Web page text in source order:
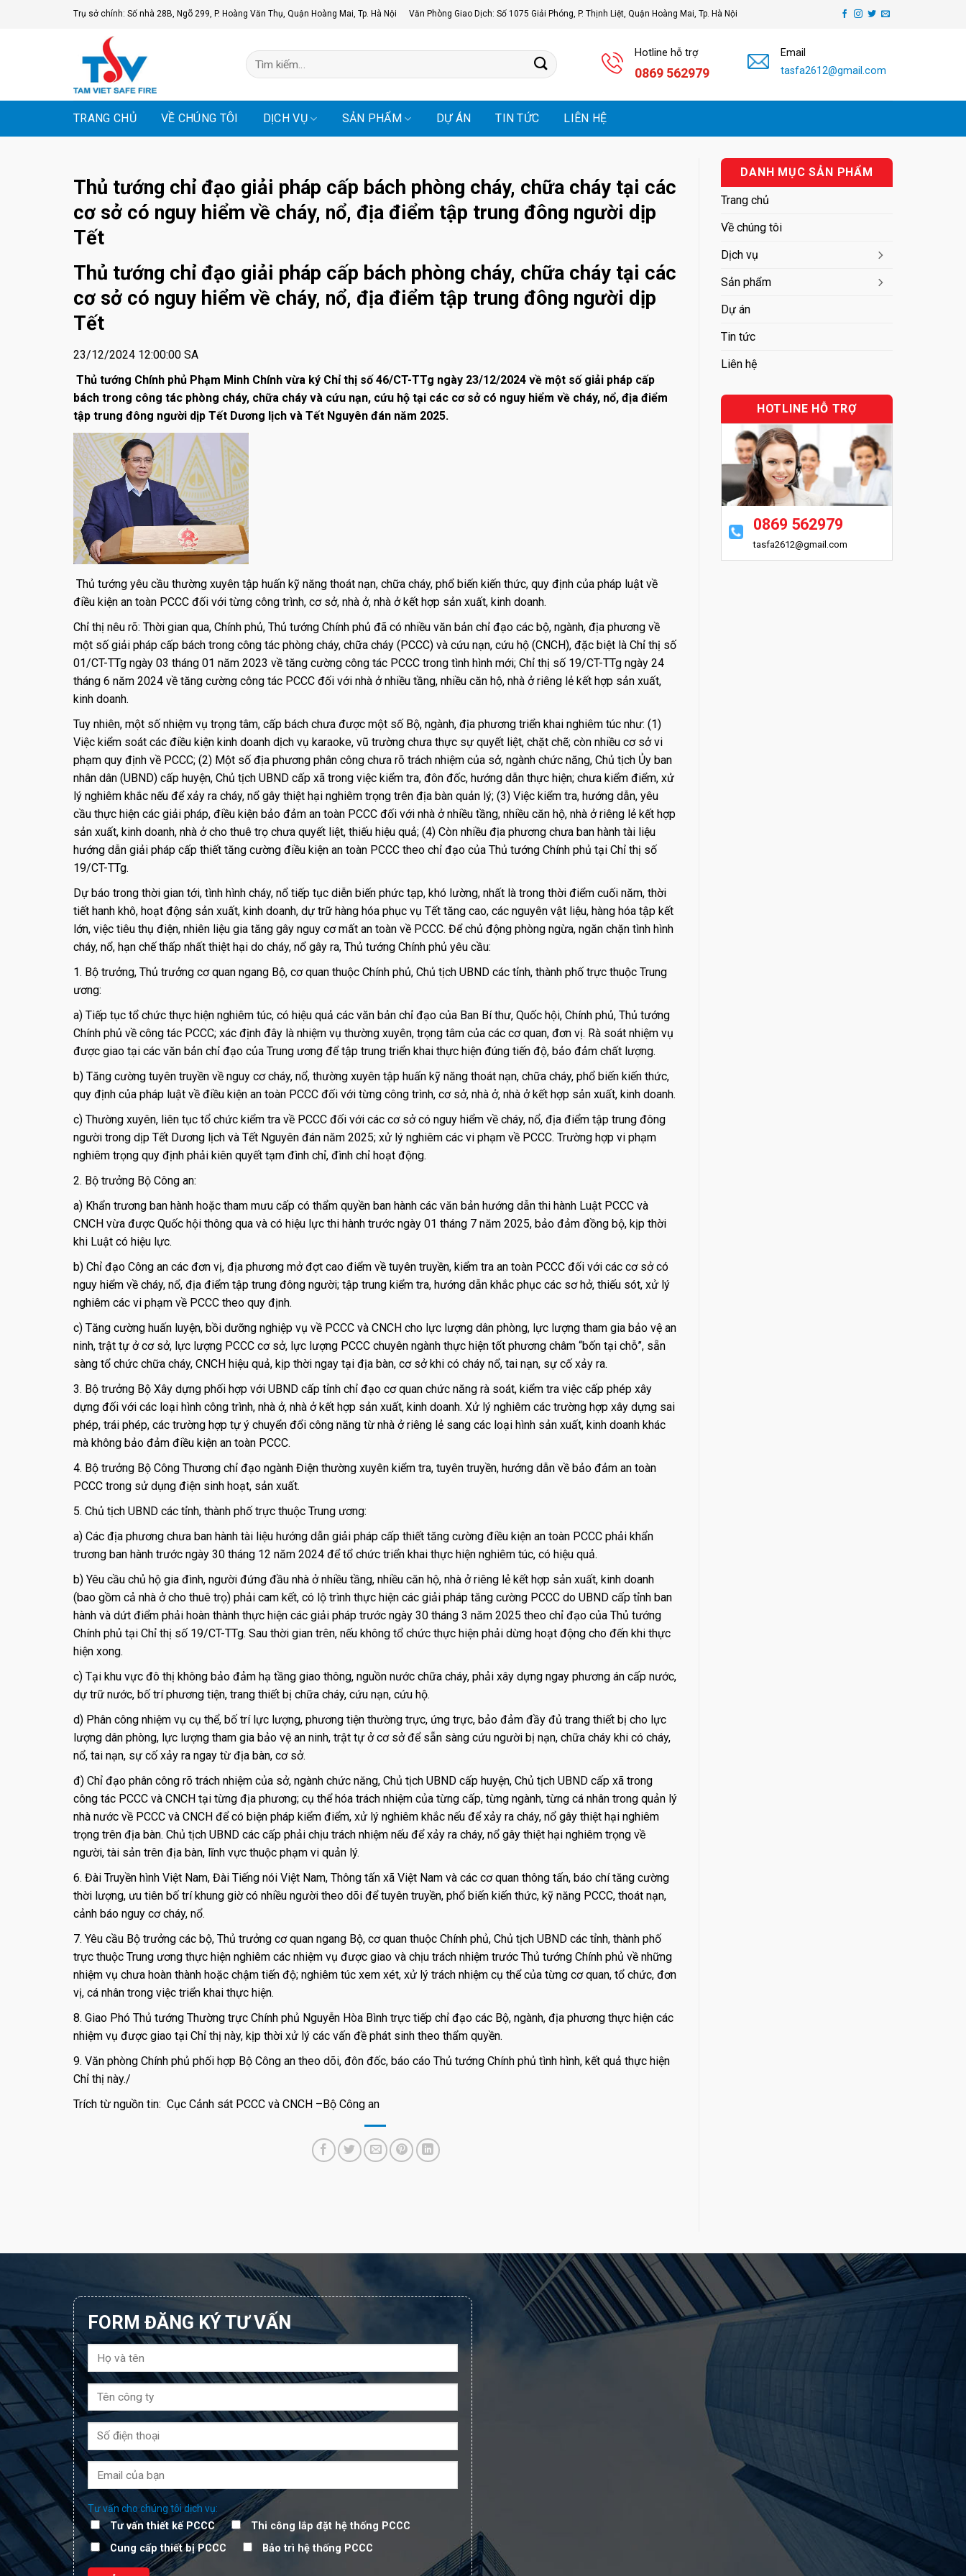
Trụ sở chính: Số nhà 28B, Ngõ 299, P. Hoàng Văn Thụ, Quận Hoàng Mai, Tp. Hà Nội Văn Phòng Giao Dịch: Số 1075 Giải Phóng, P. Thịnh Liệt, Quận Hoàng Mai, Tp. Hà Nội
Tìm
kiếm:
Hotline hỗ trợ
0869 562979
Email
tasfa2612@gmail.com
TRANG CHỦ VỀ CHÚNG TÔI DỊCH VỤ SẢN PHẨM DỰ ÁN TIN TỨC LIÊN HỆ
Thủ tướng chỉ đạo giải pháp cấp bách phòng cháy, chữa cháy tại các
cơ sở có nguy hiểm về cháy, nổ, địa điểm tập trung đông người dịp
Tết
Thủ tướng chỉ đạo giải pháp cấp bách phòng cháy, chữa cháy tại các
cơ sở có nguy hiểm về cháy, nổ, địa điểm tập trung đông người dịp
Tết
23/12/2024 12:00:00 SA
Thủ tướng Chính phủ Phạm Minh Chính vừa ký Chỉ thị số 46/CT-TTg ngày 23/12/2024 về một số giải pháp cấp
bách trong công tác phòng cháy, chữa cháy và cứu nạn, cứu hộ tại các cơ sở có nguy hiểm về cháy, nổ, địa điểm
tập trung đông người dịp Tết Dương lịch và Tết Nguyên đán năm 2025.
Thủ tướng yêu cầu thường xuyên tập huấn kỹ năng thoát nạn, chữa cháy, phổ biến kiến thức, quy định của pháp luật về
điều kiện an toàn PCCC đối với từng công trình, cơ sở, nhà ở, nhà ở kết hợp sản xuất, kinh doanh.
Chỉ thị nêu rõ: Thời gian qua, Chính phủ, Thủ tướng Chính phủ đã có nhiều văn bản chỉ đạo các bộ, ngành, địa phương về
một số giải pháp cấp bách trong công tác phòng cháy, chữa cháy (PCCC) và cứu nạn, cứu hộ (CNCH), đặc biệt là Chỉ thị số
01/CT-TTg ngày 03 tháng 01 năm 2023 về tăng cường công tác PCCC trong tình hình mới; Chỉ thị số 19/CT-TTg ngày 24
tháng 6 năm 2024 về tăng cường công tác PCCC đối với nhà ở nhiều tầng, nhiều căn hộ, nhà ở riêng lẻ kết hợp sản xuất,
kinh doanh.
Tuy nhiên, một số nhiệm vụ trọng tâm, cấp bách chưa được một số Bộ, ngành, địa phương triển khai nghiêm túc như: (1)
Việc kiểm soát các điều kiện kinh doanh dịch vụ karaoke, vũ trường chưa thực sự quyết liệt, chặt chẽ; còn nhiều cơ sở vi
phạm quy định về PCCC; (2) Một số địa phương phân công chưa rõ trách nhiệm của sở, ngành chức năng, Chủ tịch Ủy ban
nhân dân (UBND) cấp huyện, Chủ tịch UBND cấp xã trong việc kiểm tra, đôn đốc, hướng dẫn thực hiện; chưa kiểm điểm, xử
lý nghiêm khắc nếu để xảy ra cháy, nổ gây thiệt hại nghiêm trọng trên địa bàn quản lý; (3) Việc kiểm tra, hướng dẫn, yêu
cầu thực hiện các giải pháp, điều kiện bảo đảm an toàn PCCC đối với nhà ở nhiều tầng, nhiều căn hộ, nhà ở riêng lẻ kết hợp
sản xuất, kinh doanh, nhà ở cho thuê trọ chưa quyết liệt, thiếu hiệu quả; (4) Còn nhiều địa phương chưa ban hành tài liệu
hướng dẫn giải pháp cấp thiết tăng cường điều kiện an toàn PCCC theo chỉ đạo của Thủ tướng Chính phủ tại Chỉ thị số
19/CT-TTg.
Dự báo trong thời gian tới, tình hình cháy, nổ tiếp tục diễn biến phức tạp, khó lường, nhất là trong thời điểm cuối năm, thời
tiết hanh khô, hoạt động sản xuất, kinh doanh, dự trữ hàng hóa phục vụ Tết tăng cao, các nguyên vật liệu, hàng hóa tập kết
lớn, việc tiêu thụ điện, nhiên liệu gia tăng gây nguy cơ mất an toàn về PCCC. Để chủ động phòng ngừa, ngăn chặn tình hình
cháy, nổ, hạn chế thấp nhất thiệt hại do cháy, nổ gây ra, Thủ tướng Chính phủ yêu cầu:
1. Bộ trưởng, Thủ trưởng cơ quan ngang Bộ, cơ quan thuộc Chính phủ, Chủ tịch UBND các tỉnh, thành phố trực thuộc Trung
ương:
a) Tiếp tục tổ chức thực hiện nghiêm túc, có hiệu quả các văn bản chỉ đạo của Ban Bí thư, Quốc hội, Chính phủ, Thủ tướng
Chính phủ về công tác PCCC; xác định đây là nhiệm vụ thường xuyên, trọng tâm của các cơ quan, đơn vị. Rà soát nhiệm vụ
được giao tại các văn bản chỉ đạo của Trung ương để tập trung triển khai thực hiện đúng tiến độ, bảo đảm chất lượng.
b) Tăng cường tuyên truyền về nguy cơ cháy, nổ, thường xuyên tập huấn kỹ năng thoát nạn, chữa cháy, phổ biến kiến thức,
quy định của pháp luật về điều kiện an toàn PCCC đối với từng công trình, cơ sở, nhà ở, nhà ở kết hợp sản xuất, kinh doanh.
c) Thường xuyên, liên tục tổ chức kiểm tra về PCCC đối với các cơ sở có nguy hiểm về cháy, nổ, địa điểm tập trung đông
người trong dịp Tết Dương lịch và Tết Nguyên đán năm 2025; xử lý nghiêm các vi phạm về PCCC. Trường hợp vi phạm
nghiêm trọng quy định phải kiên quyết tạm đình chỉ, đình chỉ hoạt động.
2. Bộ trưởng Bộ Công an:
a) Khẩn trương ban hành hoặc tham mưu cấp có thẩm quyền ban hành các văn bản hướng dẫn thi hành Luật PCCC và
CNCH vừa được Quốc hội thông qua và có hiệu lực thi hành trước ngày 01 tháng 7 năm 2025, bảo đảm đồng bộ, kịp thời
khi Luật có hiệu lực.
b) Chỉ đạo Công an các đơn vị, địa phương mở đợt cao điểm về tuyên truyền, kiểm tra an toàn PCCC đối với các cơ sở có
nguy hiểm về cháy, nổ, địa điểm tập trung đông người; tập trung kiểm tra, hướng dẫn khắc phục các sơ hở, thiếu sót, xử lý
nghiêm các vi phạm về PCCC theo quy định.
c) Tăng cường huấn luyện, bồi dưỡng nghiệp vụ về PCCC và CNCH cho lực lượng dân phòng, lực lượng tham gia bảo vệ an
ninh, trật tự ở cơ sở, lực lượng PCCC cơ sở, lực lượng PCCC chuyên ngành thực hiện tốt phương châm “bốn tại chỗ”, sẵn
sàng tổ chức chữa cháy, CNCH hiệu quả, kịp thời ngay tại địa bàn, cơ sở khi có cháy nổ, tai nạn, sự cố xảy ra.
3. Bộ trưởng Bộ Xây dựng phối hợp với UBND cấp tỉnh chỉ đạo cơ quan chức năng rà soát, kiểm tra việc cấp phép xây
dựng đối với các loại hình công trình, nhà ở, nhà ở kết hợp sản xuất, kinh doanh. Xử lý nghiêm các trường hợp xây dựng sai
phép, trái phép, các trường hợp tự ý chuyển đổi công năng từ nhà ở riêng lẻ sang các loại hình sản xuất, kinh doanh khác
mà không bảo đảm điều kiện an toàn PCCC.
4. Bộ trưởng Bộ Công Thương chỉ đạo ngành Điện thường xuyên kiểm tra, tuyên truyền, hướng dẫn về bảo đảm an toàn
PCCC trong sử dụng điện sinh hoạt, sản xuất.
5. Chủ tịch UBND các tỉnh, thành phố trực thuộc Trung ương:
a) Các địa phương chưa ban hành tài liệu hướng dẫn giải pháp cấp thiết tăng cường điều kiện an toàn PCCC phải khẩn
trương ban hành trước ngày 30 tháng 12 năm 2024 để tổ chức triển khai thực hiện nghiêm túc, có hiệu quả.
b) Yêu cầu chủ hộ gia đình, người đứng đầu nhà ở nhiều tầng, nhiều căn hộ, nhà ở riêng lẻ kết hợp sản xuất, kinh doanh
(bao gồm cả nhà ở cho thuê trọ) phải cam kết, có lộ trình thực hiện các giải pháp tăng cường PCCC do UBND cấp tỉnh ban
hành và dứt điểm phải hoàn thành thực hiện các giải pháp trước ngày 30 tháng 3 năm 2025 theo chỉ đạo của Thủ tướng
Chính phủ tại Chỉ thị số 19/CT-TTg. Sau thời gian trên, nếu không tổ chức thực hiện phải dừng hoạt động cho đến khi thực
hiện xong.
c) Tại khu vực đô thị không bảo đảm hạ tầng giao thông, nguồn nước chữa cháy, phải xây dựng ngay phương án cấp nước,
dự trữ nước, bố trí phương tiện, trang thiết bị chữa cháy, cứu nạn, cứu hộ.
d) Phân công nhiệm vụ cụ thể, bố trí lực lượng, phương tiện thường trực, ứng trực, bảo đảm đầy đủ trang thiết bị cho lực
lượng dân phòng, lực lượng tham gia bảo vệ an ninh, trật tự ở cơ sở để sẵn sàng cứu người bị nạn, chữa cháy khi có cháy,
nổ, tai nạn, sự cố xảy ra ngay từ địa bàn, cơ sở.
đ) Chỉ đạo phân công rõ trách nhiệm của sở, ngành chức năng, Chủ tịch UBND cấp huyện, Chủ tịch UBND cấp xã trong
công tác PCCC và CNCH tại từng địa phương; cụ thể hóa trách nhiệm của từng cấp, từng ngành, từng cá nhân trong quản lý
nhà nước về PCCC và CNCH để có biện pháp kiểm điểm, xử lý nghiêm khắc nếu để xảy ra cháy, nổ gây thiệt hại nghiêm
trọng trên địa bàn. Chủ tịch UBND các cấp phải chịu trách nhiệm nếu để xảy ra cháy, nổ gây thiệt hại nghiêm trọng về
người, tài sản trên địa bàn, lĩnh vực thuộc phạm vi quản lý.
6. Đài Truyền hình Việt Nam, Đài Tiếng nói Việt Nam, Thông tấn xã Việt Nam và các cơ quan thông tấn, báo chí tăng cường
thời lượng, ưu tiên bố trí khung giờ có nhiều người theo dõi để tuyên truyền, phổ biến kiến thức, kỹ năng PCCC, thoát nạn,
cảnh báo nguy cơ cháy, nổ.
7. Yêu cầu Bộ trưởng các bộ, Thủ trưởng cơ quan ngang Bộ, cơ quan thuộc Chính phủ, Chủ tịch UBND các tỉnh, thành phố
trực thuộc Trung ương thực hiện nghiêm các nhiệm vụ được giao và chịu trách nhiệm trước Thủ tướng Chính phủ về những
nhiệm vụ chưa hoàn thành hoặc chậm tiến độ; nghiêm túc xem xét, xử lý trách nhiệm cụ thể của từng cơ quan, tổ chức, đơn
vị, cá nhân trong việc triển khai thực hiện.
8. Giao Phó Thủ tướng Thường trực Chính phủ Nguyễn Hòa Bình trực tiếp chỉ đạo các Bộ, ngành, địa phương thực hiện các
nhiệm vụ được giao tại Chỉ thị này, kịp thời xử lý các vấn đề phát sinh theo thẩm quyền.
9. Văn phòng Chính phủ phối hợp Bộ Công an theo dõi, đôn đốc, báo cáo Thủ tướng Chính phủ tình hình, kết quả thực hiện
Chỉ thị này./
Trích từ nguồn tin: Cục Cảnh sát PCCC và CNCH –Bộ Công an
DANH MỤC SẢN PHẨM
Trang chủ
Về chúng tôi
Dịch vụ
Sản phẩm
Dự án
Tin tức
Liên hệ
HOTLINE HỖ TRỢ
0869 562979
tasfa2612@gmail.com
FORM ĐĂNG KÝ TƯ VẤN
Tư vấn cho chúng tôi dịch vụ:
Tư vấn thiết kế PCCC
Thi công lắp đặt hệ thống PCCC
Cung cấp thiết bị PCCC
Bảo trì hệ thống PCCC